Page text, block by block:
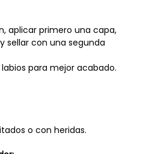
aplicar primero una capa,
sellar con una segunda
para mejor acabado.
o con heridas.